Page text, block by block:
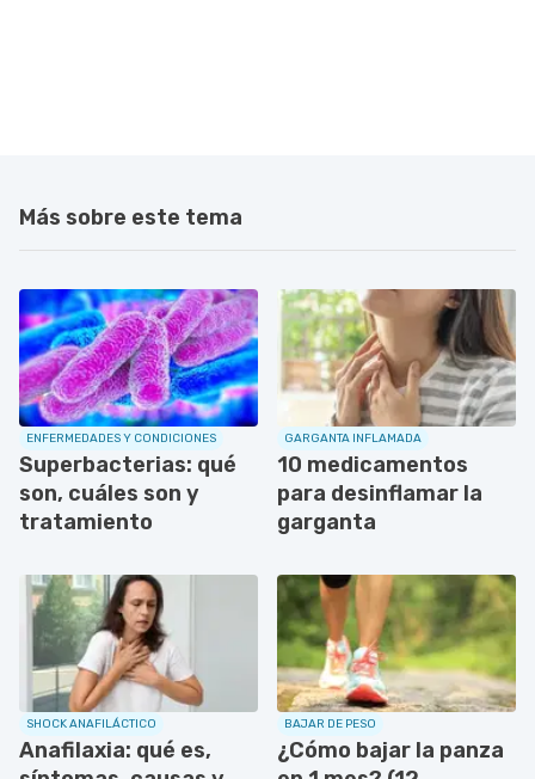
Más sobre este tema
ENFERMEDADES Y CONDICIONES
Superbacterias: qué
son, cuáles son y
tratamiento
GARGANTA INFLAMADA
10 medicamentos
para desinflamar la
garganta
SHOCK ANAFILÁCTICO
Anafilaxia: qué es,
BAJAR DE PESO
¿Cómo bajar la panza